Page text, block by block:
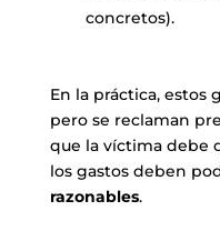
concretos).
En la práctica, estos
pero se reclaman
que la víctima debe
los gastos deben
razonables.